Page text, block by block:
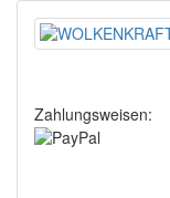
Zahlungsweisen: